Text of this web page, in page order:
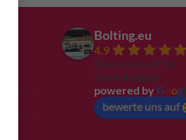
Bolting.eu
4.9
Basierend auf 94
Bewertungen
powered by G ogl
bewerte uns auf